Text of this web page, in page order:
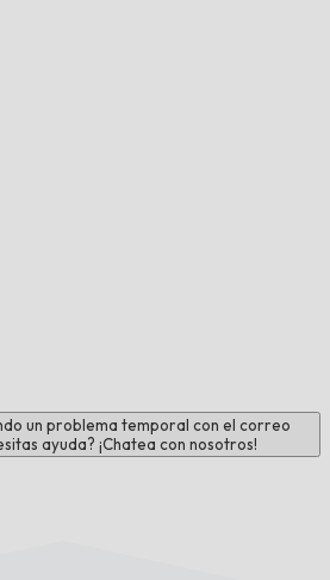
un problema temporal con el correo
ayuda? ¡Chatea con nosotros!